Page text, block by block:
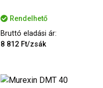
Rendelhető
Bruttó eladási ár:
8 812 Ft/zsák